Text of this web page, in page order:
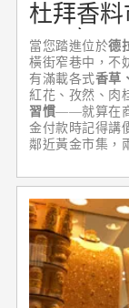
杜拜香料
Souk）
當您踏進位於德
橫街窄巷中，不
有滿載各式香草
紅花、孜然、肉
習慣——就算在
金付款時記得講
鄰近黃金市集，